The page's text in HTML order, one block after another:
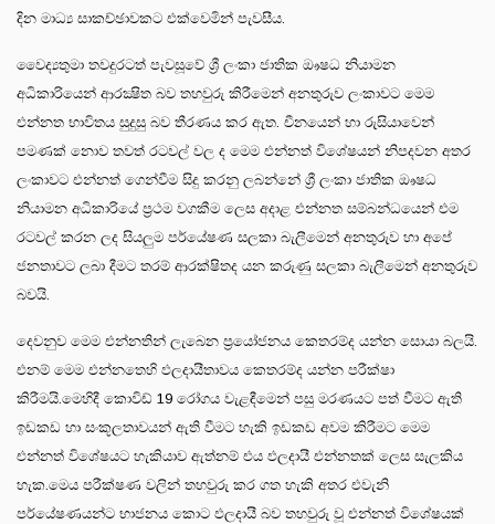
දින මාධ්‍ය සාකච්ඡාවකට එක්වෙමින් පැවසීය.
වෛද්‍යතුමා තවදුරටත් පැවසූවේ ශ්‍රී ලංකා ජාතික ඖෂධ නියාමන
අධිකාරියෙන් ආරක්‍ෂිත බව තහවුරු කිරීමෙන් අනතුරුව ලංකාවට මෙම
එන්නත භාවිතය සුදුසු බව තීරණය කර ඇත. චීනයෙන් හා රුසියාවෙන්
පමණක් නොව තවත් රටවල් වල ද මෙම එන්නත් විශේෂයන් නිපදවන අතර
ලංකාවට එන්නත් ගෙන්වීම සිදු කරනු ලබන්නේ ශ්‍රී ලංකා ජාතික ඖෂධ
නියාමන අධිකාරියේ ප්‍රථම වගකීම ලෙස අදාළ එන්නත සම්බන්ධයෙන් එම
රටවල් කරන ලද සියලුම පර්යේෂණ සලකා බැලීමෙන් අනතුරුව හා අපේ
ජනතාවට ලබා දීමට තරම් ආරක්ෂිතද යන කරුණු සලකා බැලීමෙන් අනතුරුව
බවයි.
දෙවනුව මෙම එන්නතින් ලැබෙන ප්‍රයෝජනය කෙතරම්ද යන්න සොයා බලයි.
එනම් මෙම එන්නතෙහි ඵලදායීතාවය කෙතරම්ද යන්න පරීක්ෂා
කිරීමයි.මෙහිදී කොවිඩ් 19 රෝගය වැළඳීමෙන් පසු මරණයට පත් වීමට ඇති
ඉඩකඩ හා සංකූලතාවයන් ඇති වීමට හැකි ඉඩකඩ අවම කිරීමට මෙම
එන්නත් විශේෂයට හැකියාව ඇත්නම් එය ඵලදායී එන්නතක් ලෙස සැලකිය
හැක.මෙය පරීක්ෂණ වලින් තහවුරු කර ගත හැකි අතර එවැනි
පර්යේෂණයන්ට භාජනය කොට ඵලදායී බව තහවුරු වූ එන්නත් විශේෂයක්